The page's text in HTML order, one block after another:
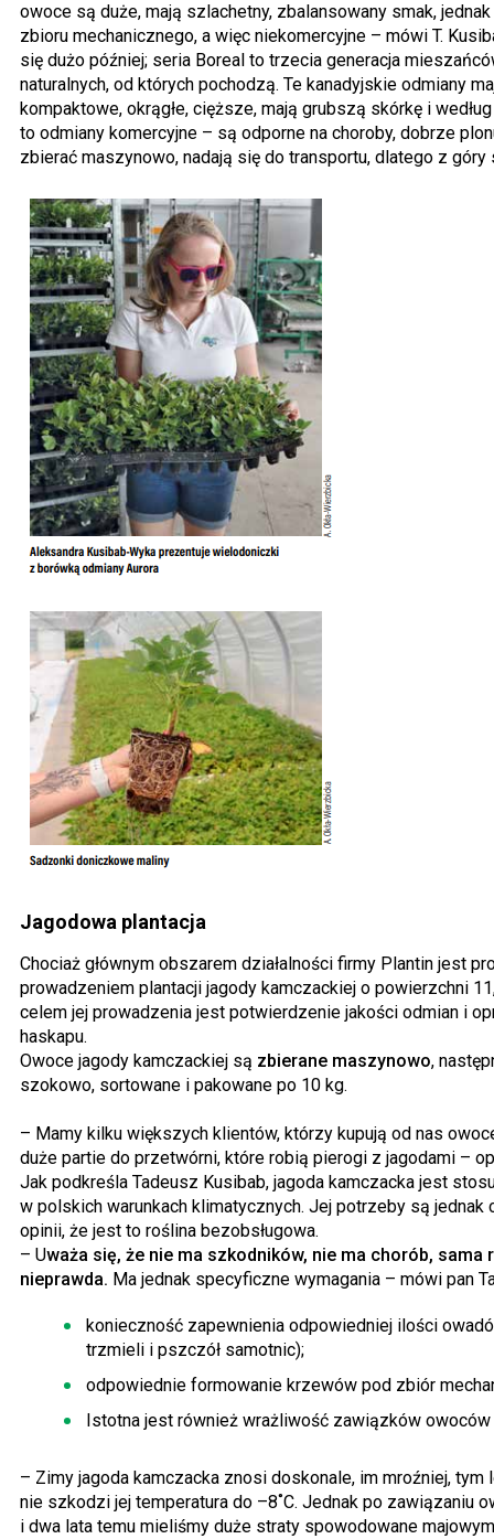
owoce są duże, mają szlachetny, zbalansowany smak,
zbioru mechanicznego, a więc niekomercyjne – mówi T.
się dużo później; seria Boreal to trzecia generacja
naturalnych, od których pochodzą. Te kanadyjskie odmiany
kompaktowe, okrągłe, cięższe, mają grubszą skórkę i
to odmiany komercyjne – są odporne na choroby, dobrze
zbierać maszynowo, nadają się do transportu, dlatego z góry
Jagodowa plantacja
Chociaż głównym obszarem działalności firmy Plantin jest
prowadzeniem plantacji jagody kamczackiej o powierzchni
celem jej prowadzenia jest potwierdzenie jakości odmian i
haskapu.
Owoce jagody kamczackiej są zbierane maszynowo,
szokowo, sortowane i pakowane po 10 kg.
– Mamy kilku większych klientów, którzy kupują od nas
duże partie do przetwórni, które robią pierogi z jagodami –
Jak podkreśla Tadeusz Kusibab, jagoda kamczacka jest
w polskich warunkach klimatycznych. Jej potrzeby są
opinii, że jest to roślina bezobsługowa.
– Uważa się, że nie ma szkodników, nie ma chorób,
nieprawda. Ma jednak specyficzne wymagania – mówi pan
konieczność zapewnienia odpowiedniej ilości
trzmieli i pszczół samotnic);
odpowiednie formowanie krzewów pod zbiór
Istotna jest również wrażliwość zawiązków owoców
– Zimy jagoda kamczacka znosi doskonale, im mroźniej,
nie szkodzi jej temperatura do –8˚C. Jednak po zawiązaniu
i dwa lata temu mieliśmy duże straty spowodowane